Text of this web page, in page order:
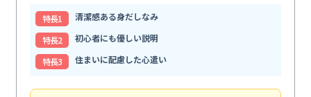
特⻑1
清潔感ある身だしなみ
特⻑2
初心者にも優しい説明
特⻑3
住まいに配慮した心遣い